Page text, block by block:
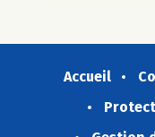
Accueil